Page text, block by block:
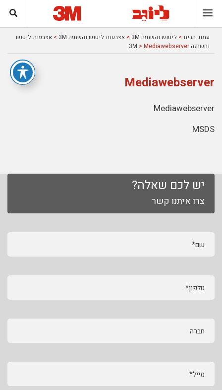
עמוד הבית > ליטוש והשחזה 3M > אצבעות ליטוש והשחזה 3M > אצבעות ליטוש
והשחזה 3M> Mediawebserver
Mediawebserver
Mediawebserver
MSDS
יש לכם שאלה?
צרו איתנו קשר
שם*
טלפון*
חברה
מייל*